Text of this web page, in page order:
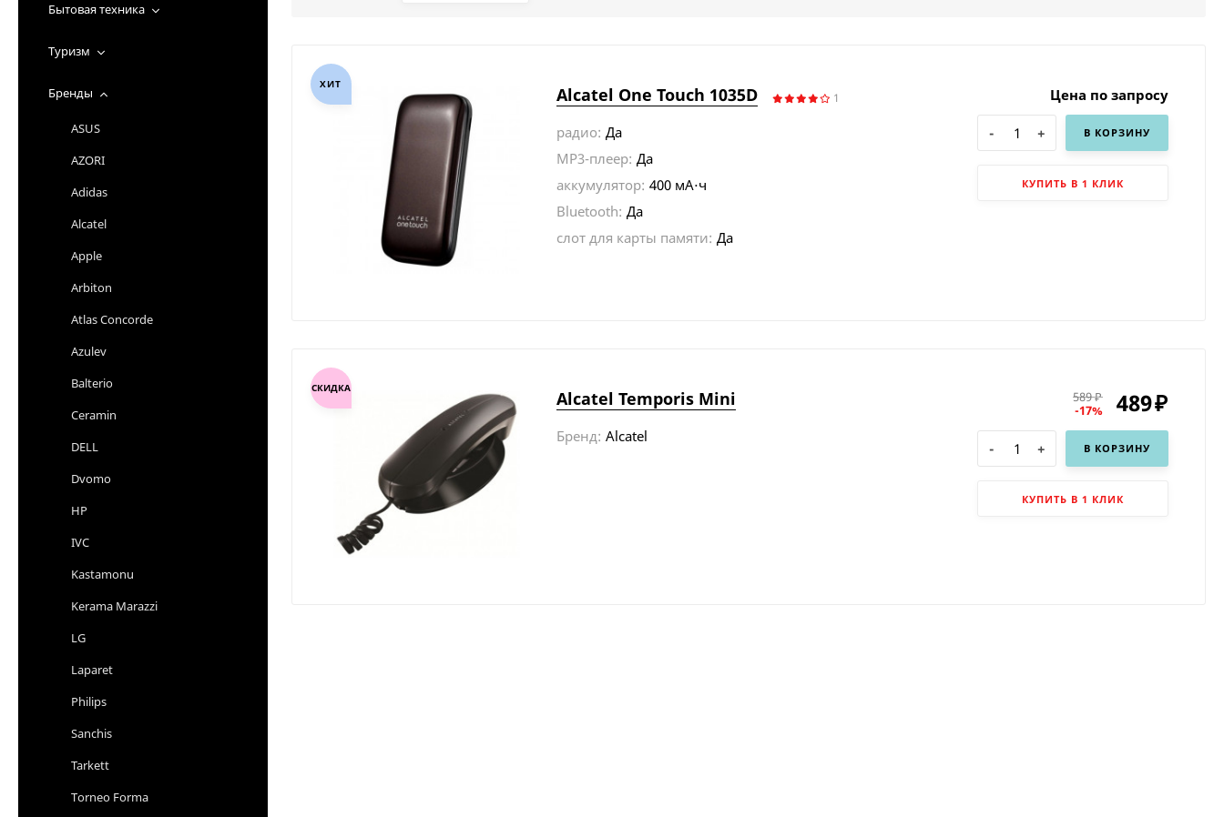
ХИТ Alcatel One Touch 1035D 1
радио: Да
MP3-плеер: Да
аккумулятор: 400 мА⋅ч
Bluetooth: Да
слот для карты памяти: Да
Цена по запросу
- + В КОРЗИНУ
КУПИТЬ В 1 КЛИК
СКИДКА Alcatel Temporis Mini
Бренд: Alcatel
589 ₽
-17% 489₽
- + В КОРЗИНУ
КУПИТЬ В 1 КЛИК
Бытовая техника
Туризм
Бренды
ASUS
AZORI
Adidas
Alcatel
Apple
Arbiton
Atlas Concorde
Azulev
Balterio
Ceramin
DELL
Dvomo
HP
IVC
Kastamonu
Kerama Marazzi
LG
Laparet
Philips
Sanchis
Tarkett
Torneo Forma